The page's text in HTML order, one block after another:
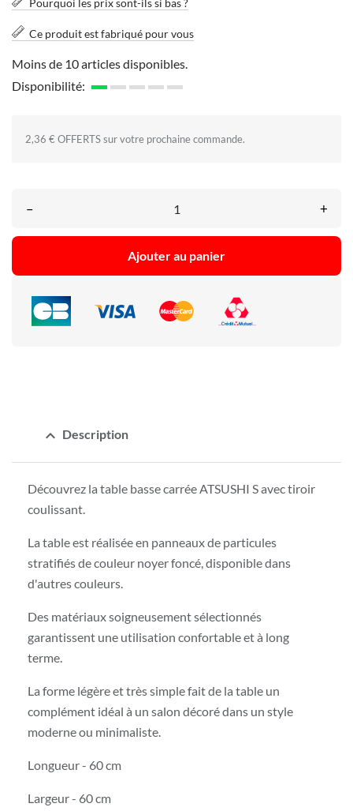
Pourquoi les prix sont-ils si bas ?
Ce produit est fabriqué pour vous
Moins de 10 articles disponibles.
Disponibilité:
2,36 € OFFERTS sur votre prochaine commande.
– +
Ajouter au panier
expand_less Description
Découvrez la table basse carrée ATSUSHI S avec tiroir
coulissant.
La table est réalisée en panneaux de particules
stratifiés de couleur noyer foncé, disponible dans
d'autres couleurs.
Des matériaux soigneusement sélectionnés
garantissent une utilisation confortable et à long
terme.
La forme légère et très simple fait de la table un
complément idéal à un salon décoré dans un style
moderne ou minimaliste.
Longueur - 60 cm
Largeur - 60 cm